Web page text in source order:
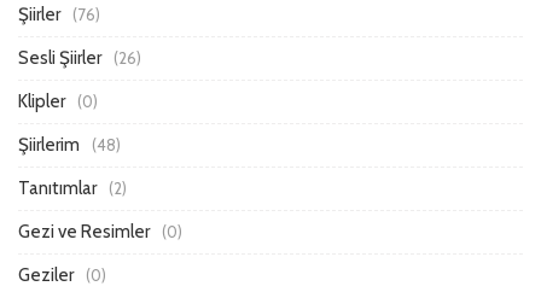
Şiirler (76)
Sesli Şiirler (26)
Klipler (0)
Şiirlerim (48)
Tanıtımlar (2)
Gezi ve Resimler (0)
Geziler (0)